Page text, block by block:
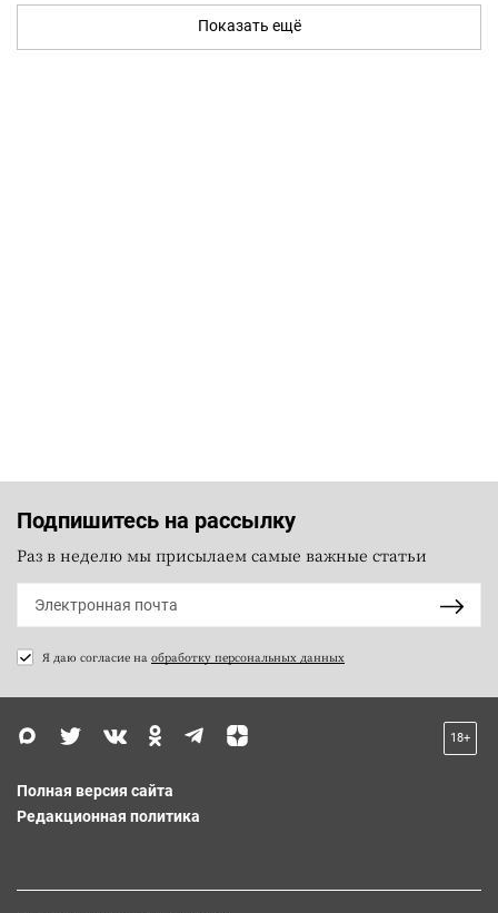
Показать ещё
Подпишитесь на рассылку
Раз в неделю мы присылаем самые важные статьи
Я даю согласие на обработку персональных данных
18+
Полная версия сайта
Редакционная политика